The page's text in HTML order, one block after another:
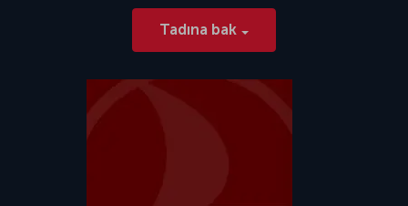
Tadına bak